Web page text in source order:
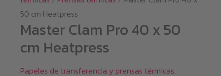
50 cm Heatpress
Master Clam Pro 40 x 50
cm Heatpress
Papeles de transferencia y prensas térmicas,